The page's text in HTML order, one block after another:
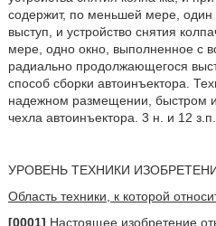
содержит, по меньшей мере,
выступ, и устройство снятия
мере, одно окно, выполненное с
радиально продолжающегося
способ сборки автоинъектора.
надежном размещении, быстром и
чехла автоинъектора. 3 н. и 12
УРОВЕНЬ ТЕХНИКИ
Область техники, к которой
[0001] Настоящее изобретение